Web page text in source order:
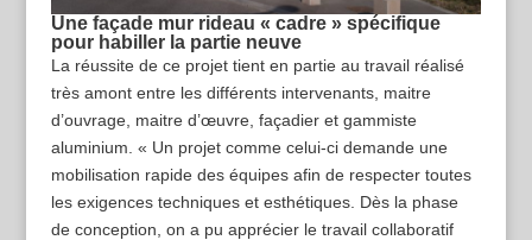
Une façade mur rideau « cadre » spécifique
pour habiller la partie neuve
La réussite de ce projet tient en partie au travail réalisé
très amont entre les différents intervenants, maitre
d’ouvrage, maitre d’œuvre, façadier et gammiste
aluminium. « Un projet comme celui-ci demande une
mobilisation rapide des équipes afin de respecter toutes
les exigences techniques et esthétiques. Dès la phase
de conception, on a pu apprécier le travail collaboratif